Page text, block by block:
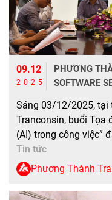
09.12
2025
PHƯƠNG
SOFTWARE
TRONG
Sáng 03/12/2025, tại
Tranconsin, buổi Tọa
(AI) trong công việc”
Phương Thành
Software Service. Tại
Software Service đã
Tin tức
Phương Thành